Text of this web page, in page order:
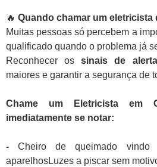
🔥 Quando chamar um eletricista
Muitas pessoas só percebem a
qualificado quando o problema já
Reconhecer ossinais de alerta
maiores e garantir a segurança de
Chame um Eletricista em
imediatamente se notar:
-Cheiro de queimado
aparelhosLuzes a piscar sem